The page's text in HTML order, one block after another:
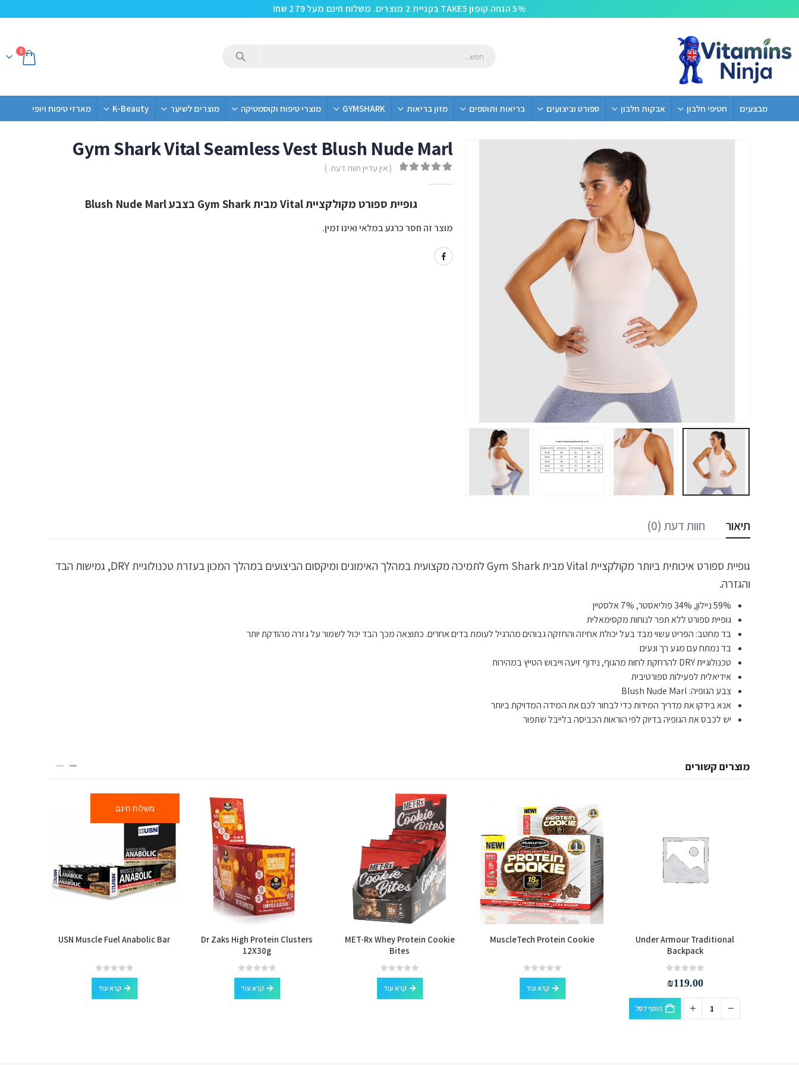
5% הנחה קופון TAKE5 בקניית 2 מוצרים. משלוח חינם מעל 279 שח!
0
מבצעים חטיפי חלבון אבקות חלבון ספורט וביצועים בריאות ותוספים מזון בריאות GYMSHARK מוצרי טיפוח וקוסמטיקה מוצרים לשיער K-Beauty מארזי טיפוח ויופי
Gym Shark Vital Seamless Vest Blush Nude Marl
( אין עדיין חוות דעת. )
גופיית ספורט מקולקציית Vital מבית Gym Shark בצבע Blush Nude Marl
מוצר זה חסר כרגע במלאי ואינו זמין.
תיאור חוות דעת (0)
גופיית ספורט איכותית ביותר מקולקציית Vital מבית Gym Shark לתמיכה מקצועית במהלך האימונים ומיקסום הביצועים במהלך המכון בעזרת טכנולוגיית DRY, גמישות הבד
והגזרה.
59% ניילון, 34% פוליאסטר, 7% אלסטיין
גופיית ספורט ללא תפר לנוחות מקסימאלית
בד מחטב: הפריט עשוי מבד בעל יכולת אחיזה והחזקה גבוהים מהרגיל לעומת בדים אחרים. כתוצאה מכך הבד יכול לשמור על גזרה מהודקת יותר
בד נמתח עם מגע רך ונעים
טכנולוגיית DRY להרחקת לחות מהגוף, נידוף זיעה וייבוש הטייץ במהירות
אידיאלית לפעילות ספורטיבית
צבע הגופיה: Blush Nude Marl
אנא בידקו את מדריך המידות כדי לבחור לכם את המידה המדויקת ביותר
יש לכבס את הגופיה בדיוק לפי הוראות הכביסה בלייבל שתפור
מוצרים קשורים
Under Armour Traditional
Backpack
₪119.00
הוסף לסל
MuscleTech Protein Cookie
0
out of 5
קרא עוד
MET-Rx Whey Protein Cookie
Bites
0
out of 5
קרא עוד
Dr Zaks High Protein Clusters
12X30g
0
out of 5
קרא עוד
משלוח חינם
USN Muscle Fuel Anabolic Bar
0
out of 5
קרא עוד